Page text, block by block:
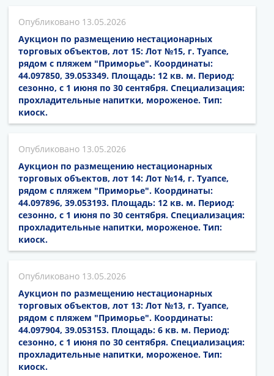
13.05.2026
Аукцион по размещению нестационарных
торговых объектов, лот 15: Лот №15, г. Туапсе,
рядом с пляжем "Приморье". Координаты:
44.097850, 39.053349. Площадь: 12 кв. м. Период:
сезонно, с 1 июня по 30 сентября. Специализация:
прохладительные напитки, мороженое. Тип:
киоск.
13.05.2026
Аукцион по размещению нестационарных
торговых объектов, лот 14: Лот №14, г. Туапсе,
рядом с пляжем "Приморье". Координаты:
44.097896, 39.053193. Площадь: 12 кв. м. Период:
сезонно, с 1 июня по 30 сентября. Специализация:
прохладительные напитки, мороженое. Тип:
киоск.
13.05.2026
Аукцион по размещению нестационарных
торговых объектов, лот 13: Лот №13, г. Туапсе,
рядом с пляжем "Приморье". Координаты:
44.097904, 39.053153. Площадь: 6 кв. м. Период:
сезонно, с 1 июня по 30 сентября. Специализация:
прохладительные напитки, мороженое. Тип:
киоск.